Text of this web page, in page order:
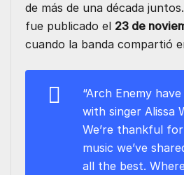
de más de una década
fue publicado el 23 de
cuando la banda compartió
“Arch Enemy
with singer Alissa
We’re thankful
music we’ve
all the best.